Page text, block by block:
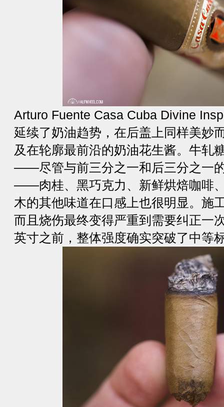
Arturo Fuente Casa Cuba Divine
延续了奶油趋势，在后盖上同样美妙
及在轮廓最前沿的奶油花生酱。牛轧
——尽管与前三分之一和后三分之一
——肉桂、黑巧克力、新鲜烘焙咖啡
木的其他味道在口感上也很明显。施
而且烧伤最终变得严重到需要纠正一
英寸之前，整体强度确实突破了中等